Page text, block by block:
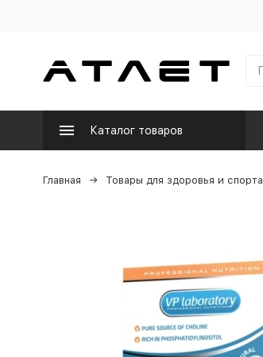
Каталог товаров
Главная Товары для здоровья и спорта